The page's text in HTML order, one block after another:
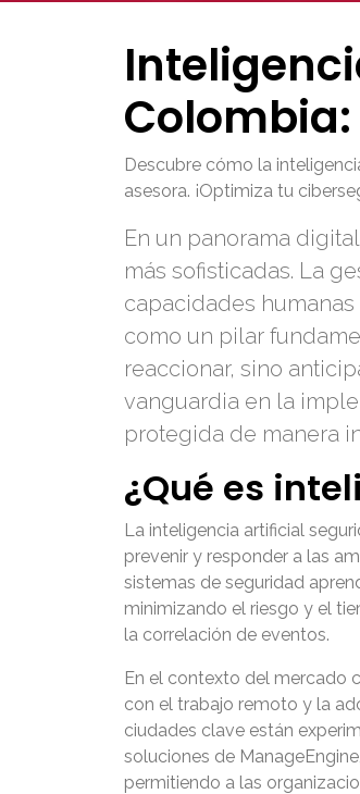
Descubre cómo la
asesora. ¡Optimiza tu
En un panorama
más sofisticadas. La
capacidades
como un pilar
reaccionar, sino
vanguardia en la
protegida de manera
¿Qué es
La inteligencia artificial
prevenir y responder a las
sistemas de seguridad
minimizando el riesgo y el
la correlación de eventos.
En el contexto del mercado
con el trabajo remoto y la
ciudades clave están
soluciones de
permitiendo a las